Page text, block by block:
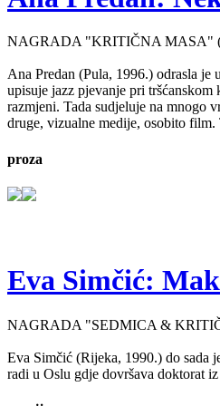
NAGRADA "KRITIČNA MASA"
Ana Predan (Pula, 1996.) odrasla je
upisuje jazz pjevanje pri
razmjeni. Tada sudjeluje na mnogo
druge, vizualne medije, osobito
proza
Eva Simčić:
NAGRADA "SEDMICA &
Eva Simčić (Rijeka, 1990.) do sada
radi u Oslu gdje dovršava doktorat